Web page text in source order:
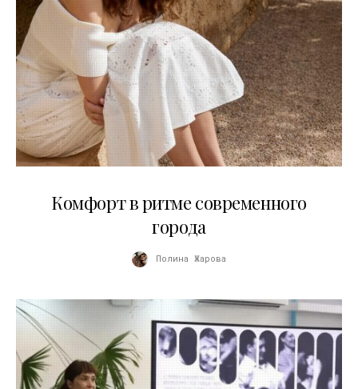
Комфорт в ритме современного
города
Полина Жарова